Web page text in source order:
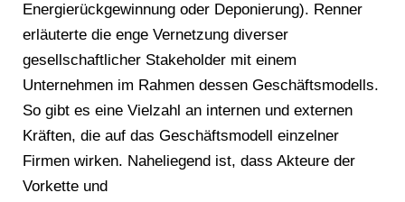
Energierückgewinnung oder Deponierung). Renner
erläuterte die enge Vernetzung diverser
gesellschaftlicher Stakeholder mit einem
Unternehmen im Rahmen dessen Geschäftsmodells.
So gibt es eine Vielzahl an internen und externen
Kräften, die auf das Geschäftsmodell einzelner
Firmen wirken. Naheliegend ist, dass Akteure der
Vorkette und